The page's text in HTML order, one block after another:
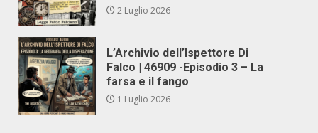
2 Luglio 2026
L’Archivio dell’Ispettore Di
Falco | 46909 -Episodio 3 – La
farsa e il fango
1 Luglio 2026